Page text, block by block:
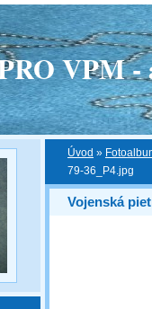
VPM -
Úvod »
79-36_P4.jpg
Vojenská